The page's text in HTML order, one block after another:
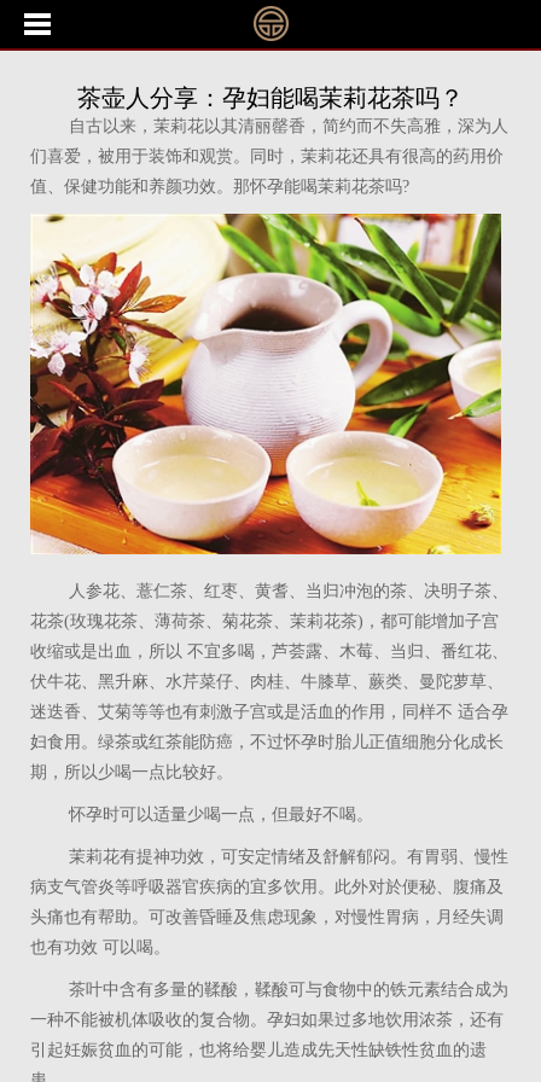
茶壶人分享：孕妇能喝茉莉花茶吗？
自古以来，茉莉花以其清丽罄香，简约而不失高雅，深为人
们喜爱，被用于装饰和观赏。同时，茉莉花还具有很高的药用价
值、保健功能和养颜功效。那怀孕能喝茉莉花茶吗?
人参花、薏仁茶、红枣、黄耆、当归冲泡的茶、决明子茶、
花茶(玫瑰花茶、薄荷茶、菊花茶、茉莉花茶)，都可能增加子宫
收缩或是出血，所以 不宜多喝，芦荟露、木莓、当归、番红花、
伏牛花、黑升麻、水芹菜仔、肉桂、牛膝草、蕨类、曼陀萝草、
迷迭香、艾菊等等也有刺激子宫或是活血的作用，同样不 适合孕
妇食用。绿茶或红茶能防癌，不过怀孕时胎儿正值细胞分化成长
期，所以少喝一点比较好。
怀孕时可以适量少喝一点，但最好不喝。
茉莉花有提神功效，可安定情绪及舒解郁闷。有胃弱、慢性
病支气管炎等呼吸器官疾病的宜多饮用。此外对於便秘、腹痛及
头痛也有帮助。可改善昏睡及焦虑现象，对慢性胃病，月经失调
也有功效 可以喝。
茶叶中含有多量的鞣酸，鞣酸可与食物中的铁元素结合成为
一种不能被机体吸收的复合物。孕妇如果过多地饮用浓茶，还有
引起妊娠贫血的可能，也将给婴儿造成先天性缺铁性贫血的遗